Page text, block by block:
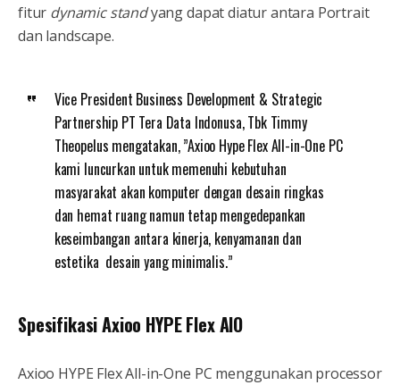
fitur dynamic standyang dapat diatur antara Portrait
dan landscape.
Vice President Business Development & Strategic
Partnership PT Tera Data Indonusa, Tbk Timmy
Theopelus mengatakan, ”Axioo Hype Flex All-in-One PC
kami luncurkan untuk memenuhi kebutuhan
masyarakat akan komputer dengan desain ringkas
dan hemat ruang namun tetap mengedepankan
keseimbangan antara kinerja, kenyamanan dan
estetika desain yang minimalis.”
Spesifikasi Axioo HYPE Flex AIO
Axioo HYPE Flex All-in-One PC menggunakan processor